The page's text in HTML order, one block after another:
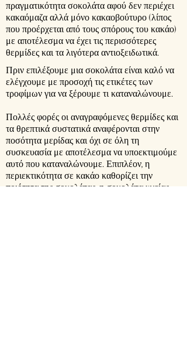
πραγματικότητα σοκολάτα αφού δεν περιέχει
κακαόμαζα αλλά μόνο κακαοβούτυρο (λίπος
που προέρχεται από τους σπόρους του κακάο)
με αποτέλεσμα να έχει τις περισσότερες
θερμίδες και τα λιγότερα αντιοξειδωτικά.
Πριν επιλέξουμε μια σοκολάτα είναι καλό να
ελέγχουμε με προσοχή τις ετικέτες των
τροφίμων για να ξέρουμε τι καταναλώνουμε.
Πολλές φορές οι αναγραφόμενες θερμίδες και
τα θρεπτικά συστατικά αναφέρονται στην
ποσότητα μερίδας και όχι σε όλη τη
συσκευασία με αποτέλεσμα να υποεκτιμούμε
αυτό που καταναλώνουμε. Επιπλέον, η
περιεκτικότητα σε κακάο καθορίζει την
ποιότητα της σοκολάτας: η σοκολάτα υγείας